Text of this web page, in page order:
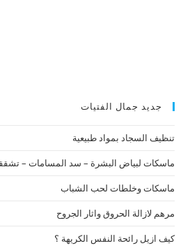
جديد جمال الفتيات
تنظيف السجاد بمواد طبيعية
ماسكات لبياض البشرة – سد المسامات –
ماسكات وخلطات لحب الشباب
مرهم لازالة الحروق واثار الجروح
كيف ازيل رائحة النفس الكريهة ؟